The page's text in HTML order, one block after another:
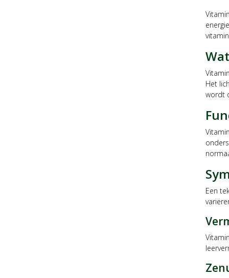
Het
wordt
Een